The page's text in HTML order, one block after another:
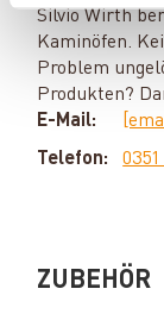
Silvio Wirth
Kaminöfen.
Problem
Produkten?
E-Mail:
Telefon:
0351
ZUBEHÖR